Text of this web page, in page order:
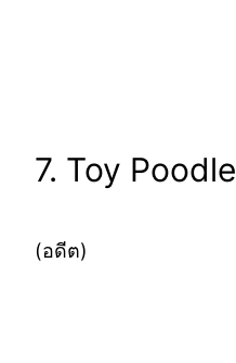
7. Toy Poodle
(อดีต)